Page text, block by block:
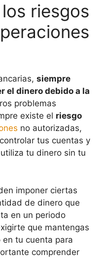
riesgos
siempre
el dinero debido a la
problemas
existe el riesgo
no autorizadas,
tus cuentas y
tu dinero sin tu
imponer ciertas
de dinero que
en un periodo
que mantengas
tu cuenta para
comprender